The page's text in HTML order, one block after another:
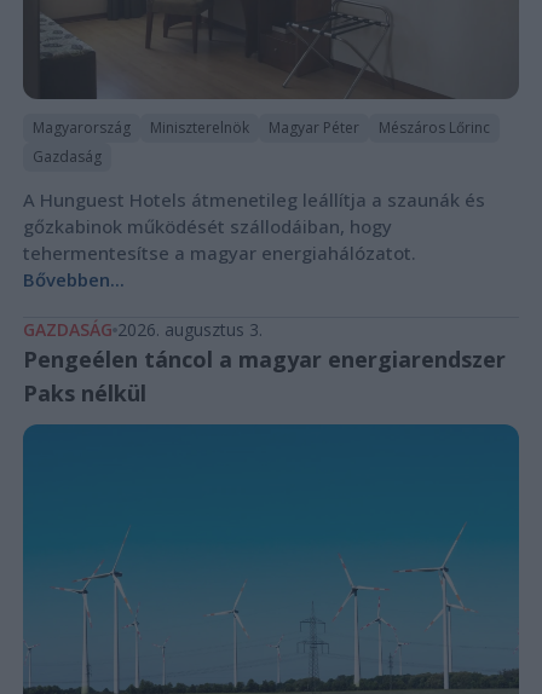
Magyarország Miniszterelnök Magyar Péter
Mészáros Lőrinc
Gazdaság
A Hunguest Hotels átmenetileg leállítja a szaunák és
gőzkabinok működését szállodáiban, hogy
tehermentesítse a magyar energiahálózatot.
Bővebben...
GAZDASÁG 2026. augusztus 3.
Pengeélen táncol a magyar energiarendszer
Paks nélkül